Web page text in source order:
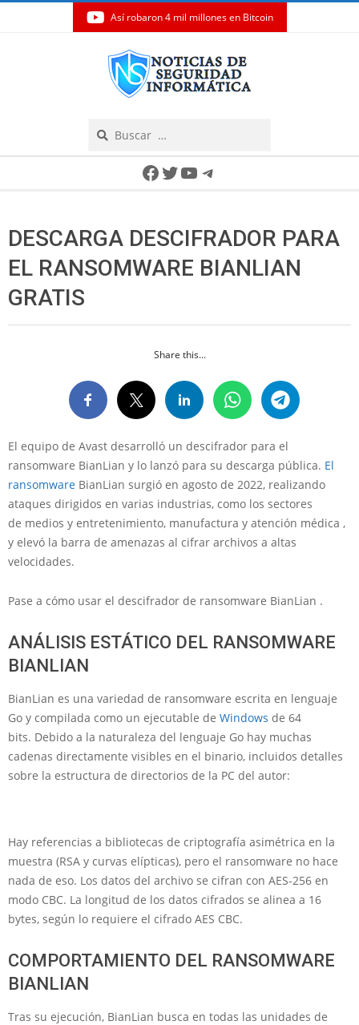
Así robaron 4 mil millones en Bitcoin
Facebook
Twitter
YouTube
Telegram
DESCARGA DESCIFRADOR PARA
EL RANSOMWARE BIANLIAN
GRATIS
Share this...
El equipo de Avast desarrolló un descifrador para el
ransomware BianLian y lo lanzó para su descarga pública. El
ransomware BianLian surgió en agosto de 2022, realizando
ataques dirigidos en varias industrias, como los sectores
de medios y entretenimiento, manufactura y atención médica ,
y elevó la barra de amenazas al cifrar archivos a altas
velocidades.
Pase a cómo usar el descifrador de ransomware BianLian .
ANÁLISIS ESTÁTICO DEL RANSOMWARE
BIANLIAN
BianLian es una variedad de ransomware escrita en lenguaje
Go y compilada como un ejecutable de Windows de 64
bits. Debido a la naturaleza del lenguaje Go hay muchas
cadenas directamente visibles en el binario, incluidos detalles
sobre la estructura de directorios de la PC del autor:
Hay referencias a bibliotecas de criptografía asimétrica en la
muestra (RSA y curvas elípticas), pero el ransomware no hace
nada de eso. Los datos del archivo se cifran con AES-256 en
modo CBC. La longitud de los datos cifrados se alinea a 16
bytes, según lo requiere el cifrado AES CBC.
COMPORTAMIENTO DEL RANSOMWARE
BIANLIAN
Tras su ejecución, BianLian busca en todas las unidades de